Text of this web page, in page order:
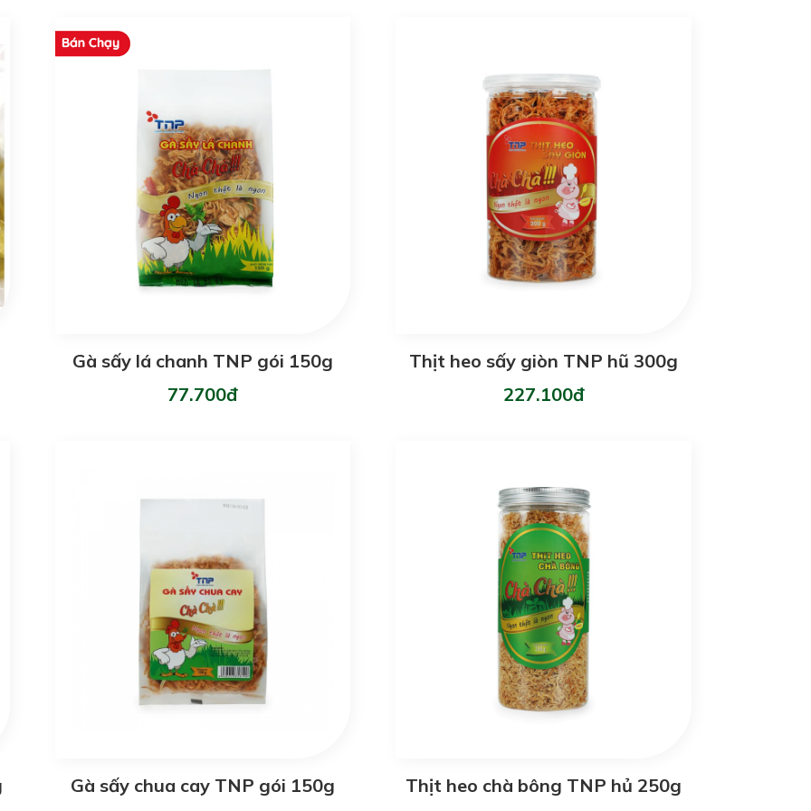
Gà sấy lá chanh TNP gói 150g
77.700đ
Thịt heo sấy giòn TNP hũ 300g
227.100đ
Gà sấy chua cay TNP gói 150g
Thịt heo chà bông TNP hủ 250g